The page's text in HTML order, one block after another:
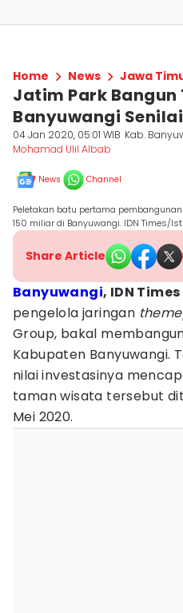
Home News Jawa
Jatim Park
Banyuwangi
04 Jan 2020, 05:01 WIB Kab.
Mohamad Ulil Albab
News Channel
Peletakan batu pertama
150 miliar di Banyuwangi. IDN Times/
Share Article
Banyuwangi, IDN
pengelola jaringan
Group, bakal
Kabupaten Banyuwangi.
nilai investasinya
taman wisata tersebut
Mei 2020.